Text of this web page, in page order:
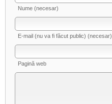
Nume (necesar)
E-mail (nu va fi făcut public) (necesar)
Pagină web